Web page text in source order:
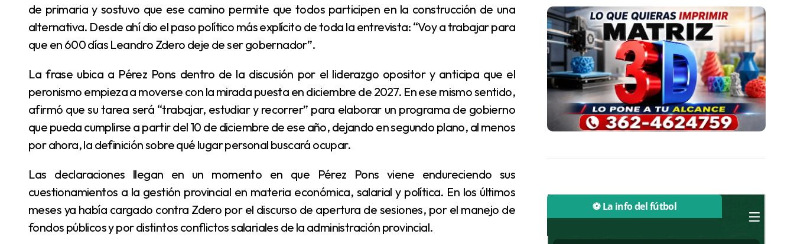
de primaria y sostuvo que ese camino permite que todos participen en la construcción de una
alternativa. Desde ahí dio el paso político más explícito de toda la entrevista: “Voy a trabajar para
que en 600 días Leandro Zdero deje de ser gobernador”.
La frase ubica a Pérez Pons dentro de la discusión por el liderazgo opositor y anticipa que el
peronismo empieza a moverse con la mirada puesta en diciembre de 2027. En ese mismo sentido,
afirmó que su tarea será “trabajar, estudiar y recorrer” para elaborar un programa de gobierno
que pueda cumplirse a partir del 10 de diciembre de ese año, dejando en segundo plano, al menos
por ahora, la definición sobre qué lugar personal buscará ocupar.
Las declaraciones llegan en un momento en que Pérez Pons viene endureciendo sus
cuestionamientos a la gestión provincial en materia económica, salarial y política. En los últimos
meses ya había cargado contra Zdero por el discurso de apertura de sesiones, por el manejo de
fondos públicos y por distintos conflictos salariales de la administración provincial.
⚽ La info del fútbol